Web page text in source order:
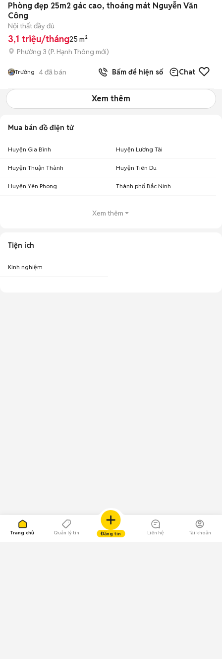
Trang chủ Quản lý tin Đăng tin Liên hệ Tài khoản
Phòng đẹp 25m2 gác cao, thoáng mát Nguyễn Văn
Công
Nội thất đầy đủ
3,1 triệu/tháng25 m²
Phường 3 (P. Hạnh Thông mới)
Trường 4đã bán Bấm để hiện số Chat
Xem thêm
Mua bán đồ điện tử
Huyện Gia Bình Huyện Lương Tài
Huyện Thuận Thành Huyện Tiên Du
Huyện Yên Phong Thành phố Bắc Ninh
Xem thêm
Tiện ích
Kinh nghiệm